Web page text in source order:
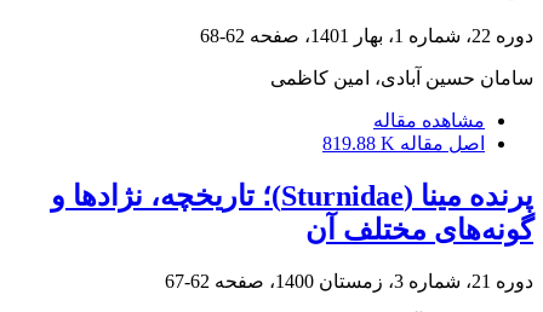
دوره 22، شماره 1، بهار 1401، صفحه 62-68
سامان حسین آبادی، امین کاظمی
مشاهده مقاله
اصل مقاله 819.88 K
پرنده مینا (Sturnidae)؛ تاریخچه، نژادها و
گونه‌های مختلف آن
دوره 21، شماره 3، زمستان 1400، صفحه 62-67